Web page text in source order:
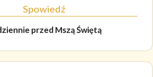
Spowiedź
przed Mszą Świętą